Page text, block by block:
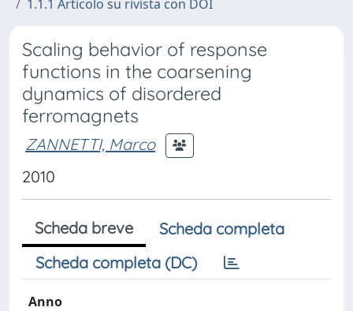
1.1.1 Articolo su rivista con DOI
Scaling behavior of response
functions in the coarsening
dynamics of disordered
ferromagnets
ZANNETTI, Marco
2010
Scheda breve
Scheda completa
Scheda completa (DC)
Anno